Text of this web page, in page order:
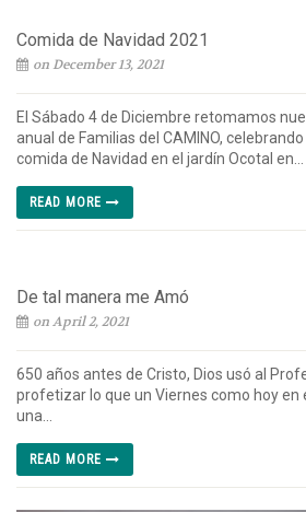
Comida de Navidad 2021
on December 13, 2021
El Sábado 4 de Diciembre retomamos
anual de Familias del CAMINO,
comida de Navidad en el jardín Ocotal en...
READ MORE
De tal manera me Amó
on April 2, 2021
650 años antes de Cristo, Dios usó al
profetizar lo que un Viernes como hoy en
una...
READ MORE